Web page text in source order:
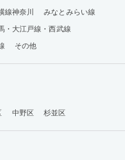
線神奈川
みなとみらい線
・大江戸線・西武線
その他
中野区 杉並区